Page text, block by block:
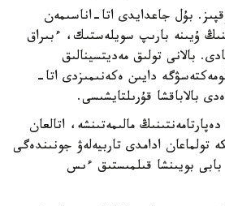
بۇل جاعدايدى اتا-اناسىمەن
ۇيىنە بارىپ سويلەستىك، ءبىراق
بالانى تولىق مەديتسينالىق
دايىن ەكەنىمىزدى اتا-
بالاباقشا قۇرىلتايشىسى.
مالىمەتىنشە، اتالعان
تولماعان ادامدى تاربيەلەۋ جونىندەگى
بابى بويىنشا قىلمىستىق ءىس